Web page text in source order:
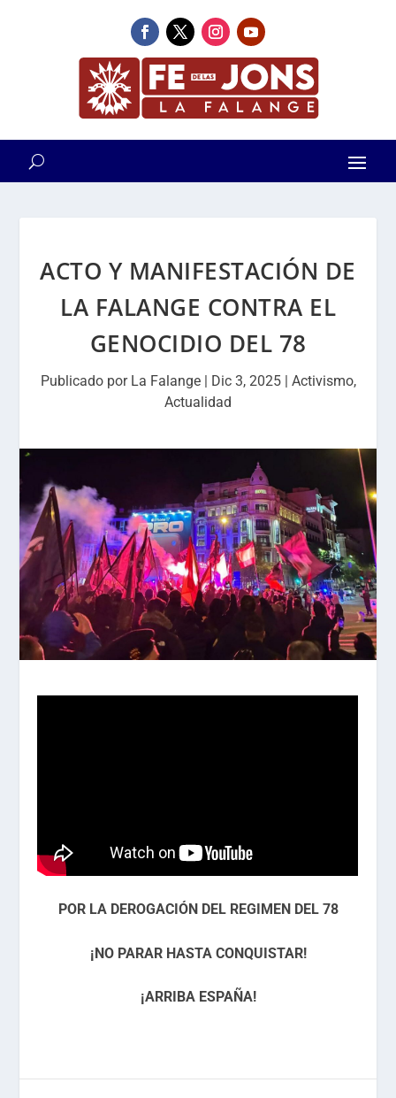
ACTO Y MANIFESTACIÓN DE
LA FALANGE CONTRA EL
GENOCIDIO DEL 78
Publicado por La Falange| Dic 3, 2025| Activismo,
Actualidad
POR LA DEROGACIÓN DEL REGIMEN DEL 78
¡NO PARAR HASTA CONQUISTAR!
¡ARRIBA ESPAÑA!